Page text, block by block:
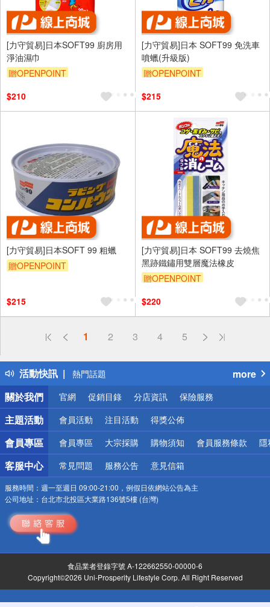
[力守貿易]日本SOFT99 廚房用
淨油濕巾
贈OPENPOINT
$210
[力守貿易]日本 SOFT99 免洗車
噴蠟(升級版)
贈OPENPOINT
$215
[力守貿易]日本SOFT 99 粗蠟
贈OPENPOINT
$215
[力守貿易]日本 SOFT99 去燒焦
黑跡鐵鏽用雙層魔法橡皮
贈OPENPOINT
$220
1 2 3 4 5
活動快訊
偏遠地區配送
得獎公告
熱門話題
銀行優惠
偏遠地區配送
詐騙網頁！請小心！
more
關於我們
官網 促銷目錄 分店資訊 保險服務
主題活動 會員活動 注目活動 得獎公佈
會員專區 會員專區 大宗採購 購物須知 會員服務條款 隱
客服中心 常見問題 服務公告 意見信箱
服務時間： 週一至週日 09:00-21:00，例假日依網站公告為主
公司地址： 台北市北投區大業路136號5樓 (台灣)
食品業者登錄字號 A-122662550-00000-6
Copyright©2026 Uni-Prosperity Lifestyle Corp. All Right Reserved